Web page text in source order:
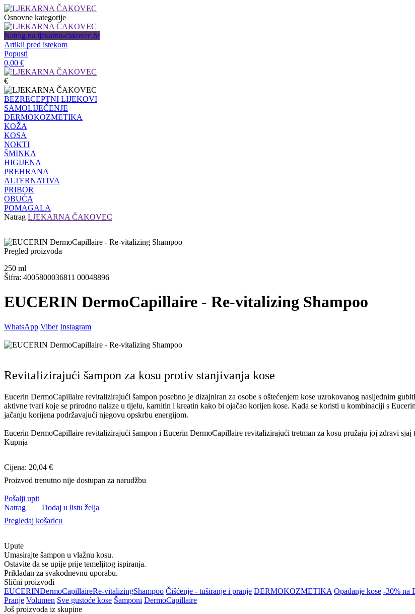
Osnovne kategorije
Natrag na ljekarna-cakovec.hr
Artikli pred istekom
Popusti
0,00 €
€
BEZRECEPTNI LIJEKOVI
SAMOLIJEČENJE
DERMOKOZMETIKA
KOŽA
KOSA
NOKTI
ŠMINKA
HIGIJENA
PREHRANA
ALTERNATIVA
PRIBOR
OBUĆA
POMAGALA
Natrag LJEKARNA ČAKOVEC
Pregled proizvoda
250 ml
Šifra: 4005800036811 00048896
EUCERIN DermoCapillaire - Re-vitalizing Shampoo
WhatsApp Viber Instagram
Revitalizirajući šampon za kosu protiv stanjivanja kose
Eucerin DermoCapillaire revitalizirajući šampon posebno je dizajniran za osobe s oštećenjem kose uzrokovanog nasljednim
aktivne tvari koje se prirodno nalaze u tijelu, karnitin i kreatin kako bi ojačao korijen kose. Kada se koristi u kombinaciji s
jačanju korijena podržavajući njegovu opskrbu energijom.
Eucerin DermoCapillaire revitalizirajući šampon i Eucerin DermoCapillaire revitalizirajući tretman za kosu pružaju joj zdravi sjaj
Kupnja
Cijena: 20,04 €
Proizvod trenutno nije dostupan za narudžbu
Pošalji upit
Natrag
Dodaj u listu želja
Pregledaj košaricu
Upute
Umasirajte šampon u vlažnu kosu.
Ostavite da se upije prije temeljitog ispiranja.
Prikladan za svakodnevnu uporabu.
Slični proizvodi
EUCERINDermoCapillaireRe-vitalizingShampoo Čišćenje - tuširanje i pranje DERMOKOZMETIKA Opadanje kose -30% na
Pranje Volumen Sve gustoće kose Šamponi DermoCapillaire
Još proizvoda iz skupine